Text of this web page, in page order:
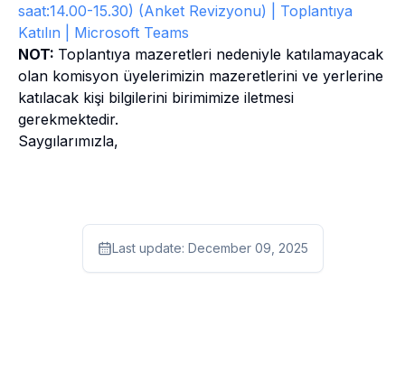
saat:14.00-15.30) (Anket Revizyonu) | Toplantıya
Katılın | Microsoft Teams
NOT: Toplantıya mazeretleri nedeniyle katılamayacak
olan komisyon üyelerimizin mazeretlerini ve yerlerine
katılacak kişi bilgilerini birimimize iletmesi
gerekmektedir.
Saygılarımızla,
Last update: December 09, 2025